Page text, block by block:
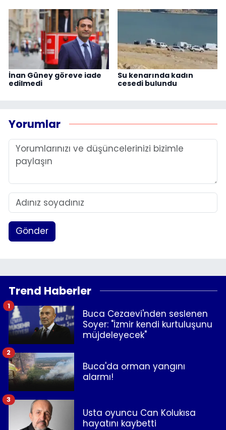
İnan Güney göreve iade
edilmedi
Su kenarında kadın
cesedi bulundu
Yorumlar
Gönder
Trend Haberler
Buca Cezaevi'nden seslenen
Soyer: "İzmir kendi kurtuluşunu
müjdeleyecek"
1
Buca'da orman yangını
alarmı!
2
Usta oyuncu Can Kolukısa
hayatını kaybetti
3